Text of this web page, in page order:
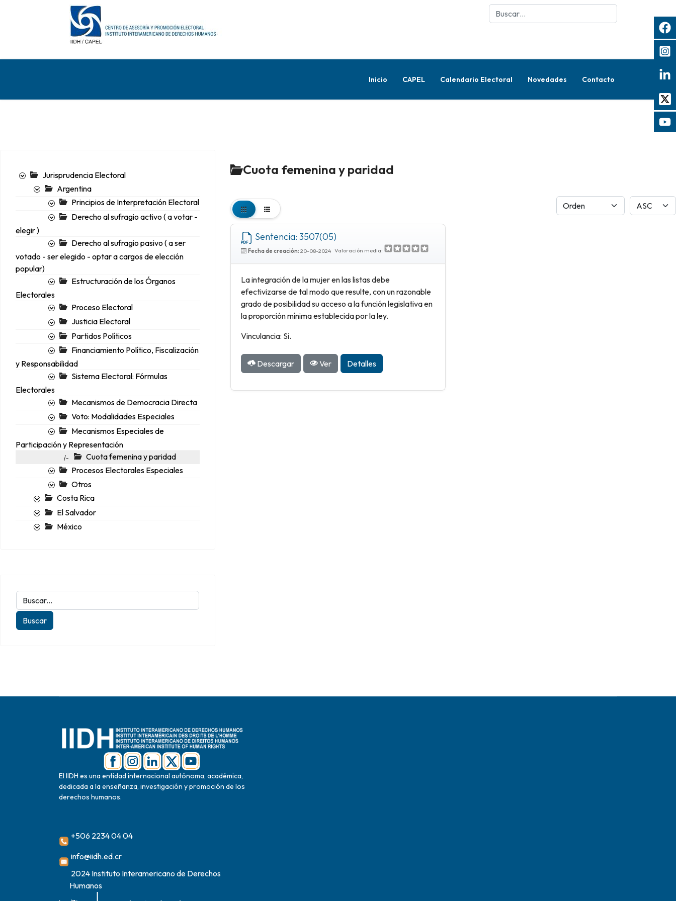
Buscar
Inicio CAPEL Calendario Electoral Novedades Contacto
Jurisprudencia Electoral
Argentina
Principios de Interpretación Electoral
Derecho al sufragio activo ( a votar -
elegir )
Derecho al sufragio pasivo ( a ser
votado - ser elegido - optar a cargos de elección
popular)
Estructuración de los Órganos
Electorales
Proceso Electoral
Justicia Electoral
Partidos Políticos
Financiamiento Político, Fiscalización
y Responsabilidad
Sistema Electoral: Fórmulas
Electorales
Mecanismos de Democracia Directa
Voto: Modalidades Especiales
Mecanismos Especiales de
Participación y Representación
|-
Cuota femenina y paridad
Procesos Electorales Especiales
Otros
Costa Rica
El Salvador
México
Cuota femenina y paridad
Sentencia: 3507(05)
Fecha de creación: 20-08-2024 Valoración media:
La integración de la mujer en las listas debe
efectivizarse de tal modo que resulte, con un razonable
grado de posibilidad su acceso a la función legislativa en
la proporción mínima establecida por la ley.
Vinculancia: Si.
Descargar Ver Detalles
El IIDH es una entidad internacional autónoma, académica,
dedicada a la enseñanza, investigación y promoción de los
derechos humanos.
+506 2234 04 04
info@iidh.ed.cr
2024 Instituto Interamericano de Derechos
Humanos